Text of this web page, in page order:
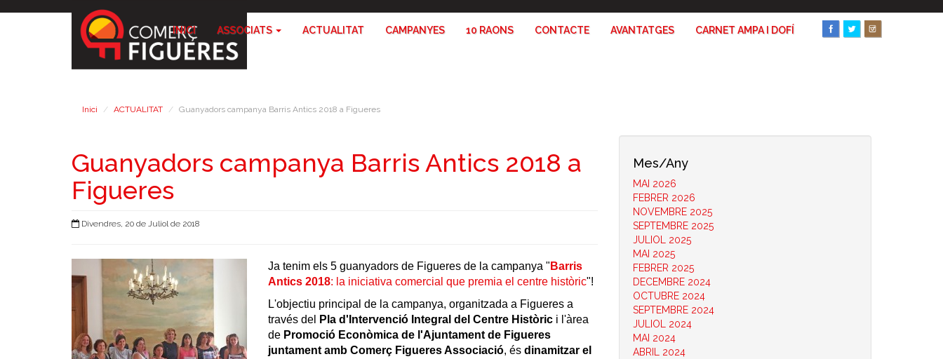
INICI ASSOCIATS ACTUALITAT CAMPANYES 10 RAONS CONTACTE AVANTATGES CARNET AMPA I DOFÍ
Inici ACTUALITAT Guanyadors campanya Barris Antics 2018 a Figueres
Guanyadors campanya Barris Antics 2018 a
Figueres
Divendres, 20 de Juliol de 2018
Ja tenim els 5 guanyadors de Figueres de la campanya " Barris
Antics 2018: la iniciativa comercial que premia el centre històric"!
L'objectiu principal de la campanya, organitzada a Figueres a
través del
Pla d'Intervenció Integral del Centre Històric i l'àrea
de Promoció Econòmica de l'Ajuntament de Figueres
juntament amb Comerç Figueres Associació, és dinamitzar el
Mes/Any
MAI 2026
FEBRER 2026
NOVEMBRE 2025
SEPTEMBRE 2025
JULIOL 2025
MAI 2025
FEBRER 2025
DECEMBRE 2024
OCTUBRE 2024
SEPTEMBRE 2024
JULIOL 2024
MAI 2024
ABRIL 2024